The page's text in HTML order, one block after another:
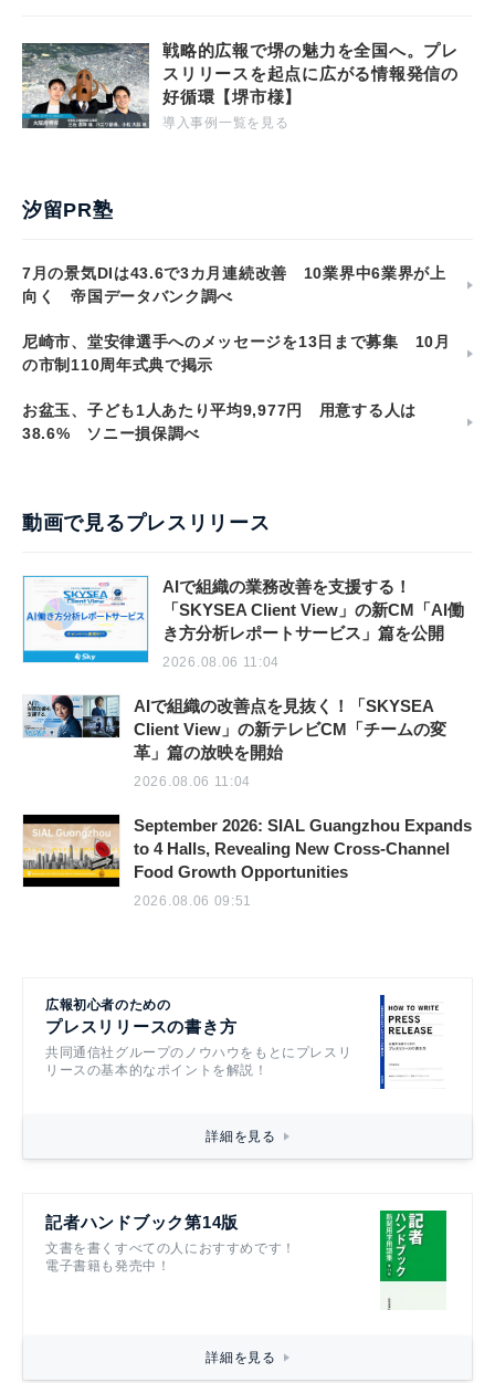
戦略的広報で堺の魅力を全国へ。プレ
スリリースを起点に広がる情報発信の
好循環【堺市様】
導入事例一覧を見る
汐留PR塾
7月の景気DIは43.6で3カ月連続改善 10業界中6業界が上
向く 帝国データバンク調べ
尼崎市、堂安律選手へのメッセージを13日まで募集 10月
の市制110周年式典で掲示
お盆玉、子ども1人あたり平均9,977円 用意する人は
38.6% ソニー損保調べ
動画で見るプレスリリース
AIで組織の業務改善を支援する！
「SKYSEA Client View」の新CM「AI働
き方分析レポートサービス」篇を公開
2026.08.06 11:04
AIで組織の改善点を見抜く！「SKYSEA
Client View」の新テレビCM「チームの変
革」篇の放映を開始
2026.08.06 11:04
September 2026: SIAL Guangzhou Expands
to 4 Halls, Revealing New Cross-Channel
Food Growth Opportunities
2026.08.06 09:51
広報初心者のための
プレスリリースの書き方
共同通信社グループのノウハウをもとにプレスリ
リースの基本的なポイントを解説！
詳細を見る
記者ハンドブック第14版
文書を書くすべての人におすすめです！
電子書籍も発売中！
詳細を見る